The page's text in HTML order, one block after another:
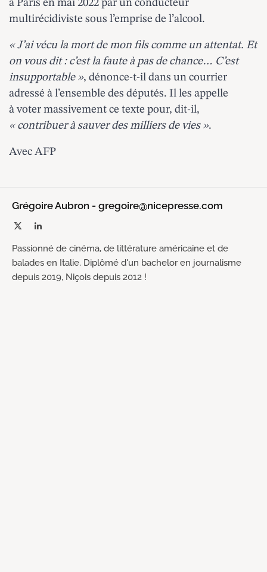
à Paris en mai 2022 par un conducteur
multirécidiviste sous l’emprise de l’alcool.
« J’ai vécu la mort de mon fils comme un attentat. Et
on vous dit : c’est la faute à pas de chance… C’est
insupportable », dénonce-t-il dans un courrier
adressé à l’ensemble des députés. Il les appelle
à voter massivement ce texte pour, dit-il,
« contribuer à sauver des milliers de vies ».
Avec AFP
Grégoire Aubron - gregoire@nicepresse.com
LinkedIn
Passionné de cinéma, de littérature américaine et de
balades en Italie. Diplômé d'un bachelor en journalisme
depuis 2019, Niçois depuis 2012 !